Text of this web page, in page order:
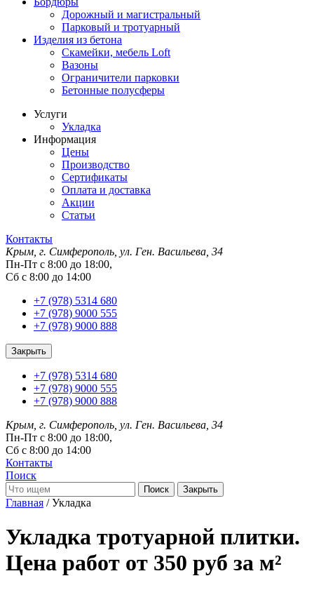
Дорожный и магистральный
Парковый и тротуарный
Изделия из бетона
Скамейки, мебель Loft
Вазоны
Ограничители парковки
Бетонные полусферы
Услуги
Укладка
Информация
Цены
Производство
Сертификаты
Оплата и доставка
Акции
Статьи
Контакты
Крым, г. Симферополь, ул. Ген. Васильева, 34
Пн-Пт с 8:00 до 18:00,
Сб с 8:00 до 14:00
+7 (978) 5314 680
+7 (978) 9000 555
+7 (978) 9000 888
Закрыть
+7 (978) 5314 680
+7 (978) 9000 555
+7 (978) 9000 888
Крым, г. Симферополь, ул. Ген. Васильева, 34
Пн-Пт с 8:00 до 18:00,
Сб с 8:00 до 14:00
Контакты
Поиск
Закрыть
Главная / Укладка
Укладка тротуарной плитки.
Цена работ от 350 руб за м²